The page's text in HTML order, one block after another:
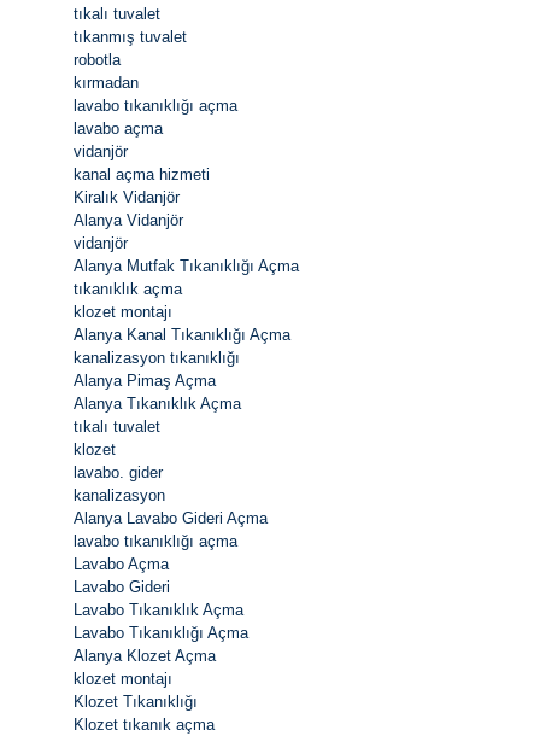
tıkalı tuvalet
tıkanmış tuvalet
robotla
kırmadan
lavabo tıkanıklığı açma
lavabo açma
vidanjör
kanal açma hizmeti
Kiralık Vidanjör
Alanya Vidanjör
vidanjör
Alanya Mutfak Tıkanıklığı Açma
tıkanıklık açma
klozet montajı
Alanya Kanal Tıkanıklığı Açma
kanalizasyon tıkanıklığı
Alanya Pimaş Açma
Alanya Tıkanıklık Açma
tıkalı tuvalet
klozet
lavabo. gider
kanalizasyon
Alanya Lavabo Gideri Açma
lavabo tıkanıklığı açma
Lavabo Açma
Lavabo Gideri
Lavabo Tıkanıklık Açma
Lavabo Tıkanıklığı Açma
Alanya Klozet Açma
klozet montajı
Klozet Tıkanıklığı
Klozet tıkanık açma